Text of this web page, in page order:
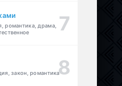
романтика, драма,
закон, романтика